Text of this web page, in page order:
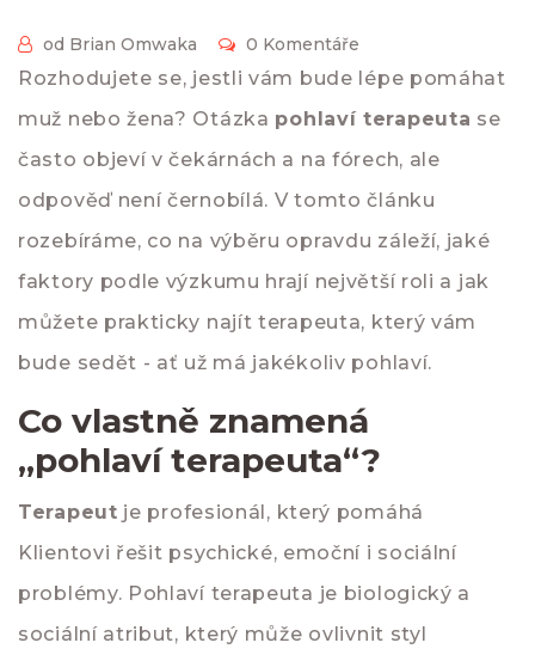
od Brian Omwaka 0 Komentáře
Rozhodujete se, jestli vám bude lépe pomáhat
muž nebo žena? Otázka pohlaví terapeuta se
často objeví v čekárnách a na fórech, ale
odpověď není černobílá. V tomto článku
rozebíráme, co na výběru opravdu záleží, jaké
faktory podle výzkumu hrají největší roli a jak
můžete prakticky najít terapeuta, který vám
bude sedět - ať už má jakékoliv pohlaví.
Co vlastně znamená
„pohlaví terapeuta“?
Terapeut je profesionál, který pomáhá
Klientovi řešit psychické, emoční i sociální
problémy. Pohlaví terapeuta je biologický a
sociální atribut, který může ovlivnit styl